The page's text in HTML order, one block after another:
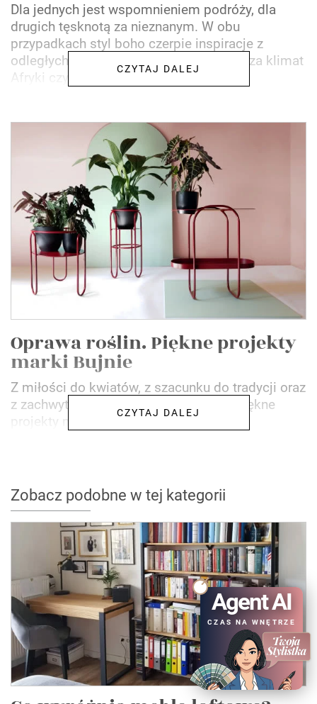
Dla jednych jest wspomnieniem podróży, dla
drugich tęsknotą za nieznanym. W obu
przypadkach styl boho czerpie inspiracje z
odległych kultur i krajobrazów, wprowadza klimat
Afryki czy kolory Ameryki...
CZYTAJ DALEJ
Oprawa roślin. Piękne projekty
marki Bujnie
Z miłości do kwiatów, z szacunku do tradycji oraz
z zachwytu nad architektura powstały piękne
projekty marki Bujnie.
CZYTAJ DALEJ
Zobacz podobne w tej kategorii
Agent AI
CZAS NA WNĘTRZE